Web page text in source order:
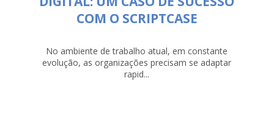
COM O SCRIPTCASE
No ambiente de trabalho atual, em constante
evolução, as organizações precisam se adaptar
rapid...